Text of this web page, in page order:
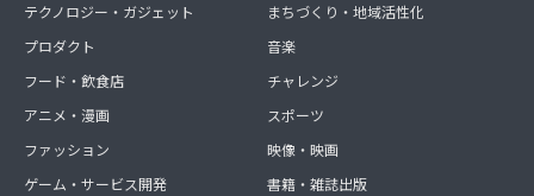
テクノロジー・ガジェット
プロダクト
フード・飲食店
アニメ・漫画
ファッション
ゲーム・サービス開発
まちづくり・地域活性化
音楽
チャレンジ
スポーツ
映像・映画
書籍・雑誌出版